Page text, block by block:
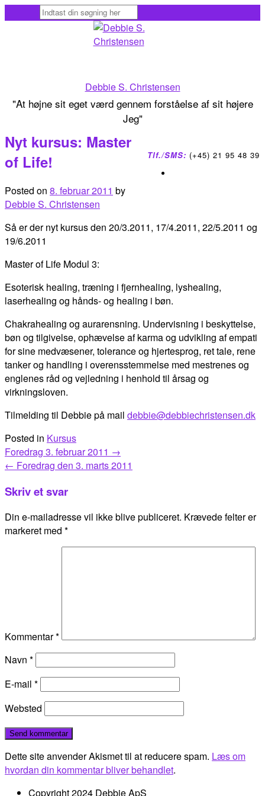
to
Debbie S. Christensen
"At højne sit eget værd gennem forståelse af sit højere
Jeg"
Tlf./SMS: (+45) 21 95 48 39
Nyt kursus: Master
of Life!
Posted on 8. februar 2011 by
Debbie S. Christensen
Så er der nyt kursus den 20/3.2011, 17/4.2011, 22/5.2011 og
19/6.2011
Master of Life Modul 3:
Esoterisk healing, træning i fjernhealing, lyshealing,
laserhealing og hånds- og healing i bøn.
Chakrahealing og aurarensning. Undervisning i beskyttelse,
bøn og tilgivelse, ophævelse af karma og udvikling af empati
for sine medvæsener, tolerance og hjertesprog, ret tale, rene
tanker og handling i overensstemmelse med mestrenes og
englenes råd og vejledning i henhold til årsag og
virkningsloven.
Tilmelding til Debbie på mail debbie@debbiechristensen.dk
Posted in Kursus
Post
navigation
Foredrag 3. februar 2011 →
← Foredrag den 3. marts 2011
Skriv et svar
Din e-mailadresse vil ikke blive publiceret. Krævede felter er
markeret med *
Kommentar*
Navn *
E-mail *
Websted
Dette site anvender Akismet til at reducere spam. Læs om
hvordan din kommentar bliver behandlet.
Copyright 2024 Debbie ApS